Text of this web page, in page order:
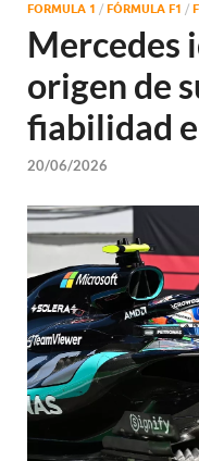
FORMULA 1 / FÓRMULA F1 /
Mercedes
origen de
fiabilidad
20/06/2026